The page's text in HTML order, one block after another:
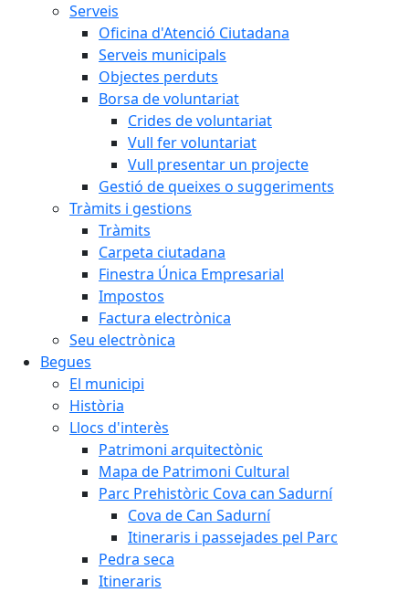
Serveis
Oficina d'Atenció Ciutadana
Serveis municipals
Objectes perduts
Borsa de voluntariat
Crides de voluntariat
Vull fer voluntariat
Vull presentar un projecte
Gestió de queixes o suggeriments
Tràmits i gestions
Tràmits
Carpeta ciutadana
Finestra Única Empresarial
Impostos
Factura electrònica
Seu electrònica
Begues
El municipi
Història
Llocs d'interès
Patrimoni arquitectònic
Mapa de Patrimoni Cultural
Parc Prehistòric Cova can Sadurní
Cova de Can Sadurní
Itineraris i passejades pel Parc
Pedra seca
Itineraris